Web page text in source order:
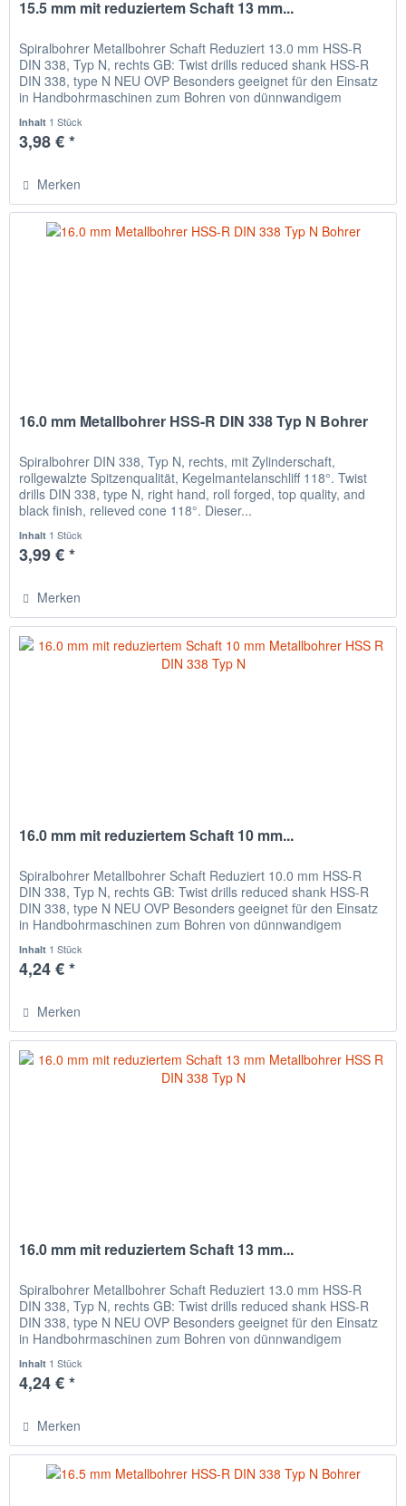
15.5 mm mit reduziertem Schaft 13 mm...
Spiralbohrer Metallbohrer Schaft Reduziert 13.0 mm HSS-R
DIN 338, Typ N, rechts GB: Twist drills reduced shank HSS-R
DIN 338, type N NEU OVP Besonders geeignet für den Einsatz
in Handbohrmaschinen zum Bohren von dünnwandigem
Inhalt 1 Stück
3,98 € *
Merken
16.0 mm Metallbohrer HSS-R DIN 338 Typ N Bohrer
Spiralbohrer DIN 338, Typ N, rechts, mit Zylinderschaft,
rollgewalzte Spitzenqualität, Kegelmantelanschliff 118°. Twist
drills DIN 338, type N, right hand, roll forged, top quality, and
black finish, relieved cone 118°. Dieser...
Inhalt 1 Stück
3,99 € *
Merken
16.0 mm mit reduziertem Schaft 10 mm...
Spiralbohrer Metallbohrer Schaft Reduziert 10.0 mm HSS-R
DIN 338, Typ N, rechts GB: Twist drills reduced shank HSS-R
DIN 338, type N NEU OVP Besonders geeignet für den Einsatz
in Handbohrmaschinen zum Bohren von dünnwandigem
Inhalt 1 Stück
4,24 € *
Merken
16.0 mm mit reduziertem Schaft 13 mm...
Spiralbohrer Metallbohrer Schaft Reduziert 13.0 mm HSS-R
DIN 338, Typ N, rechts GB: Twist drills reduced shank HSS-R
DIN 338, type N NEU OVP Besonders geeignet für den Einsatz
in Handbohrmaschinen zum Bohren von dünnwandigem
Inhalt 1 Stück
4,24 € *
Merken